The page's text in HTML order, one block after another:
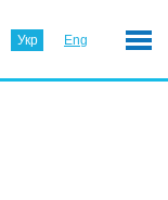
Укр Eng